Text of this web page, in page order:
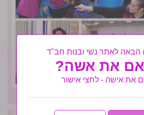
גאולתי
הבאה לאתר נשי ובנות חב"ד
את אשה?
את אישה - לחצי אישור